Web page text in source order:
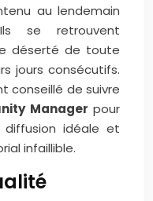
au lendemain
se retrouvent
déserté de toute
jours consécutifs.
conseillé de suivre
Managerpour
idéale et
infaillible.